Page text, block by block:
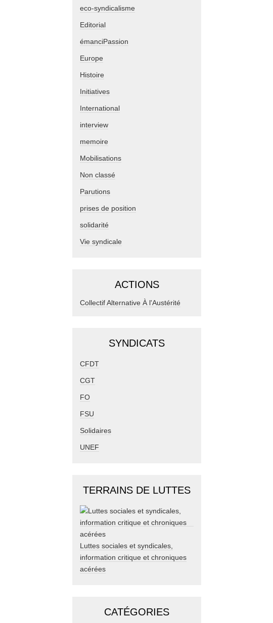
eco-syndicalisme
Editorial
émanciPassion
Europe
Histoire
Initiatives
International
interview
memoire
Mobilisations
Non classé
Parutions
prises de position
solidarité
Vie syndicale
ACTIONS
Collectif Alternative À l'Austérité
SYNDICATS
CFDT
CGT
FO
FSU
Solidaires
UNEF
TERRAINS DE LUTTES
Luttes sociales et syndicales,
information critique et chroniques
acérées
CATÉGORIES